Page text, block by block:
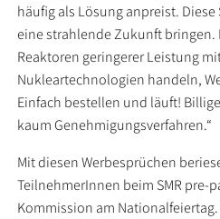
häufig als Lösung anpreist.
eine strahlende Zukunft bringen.
Reaktoren geringerer Leistung
Nukleartechnologien handeln,
Einfach bestellen und läuft!
kaum Genehmigungsverfahren.“
Mit diesen Werbesprüchen
TeilnehmerInnen beim SMR pre-
Kommission am